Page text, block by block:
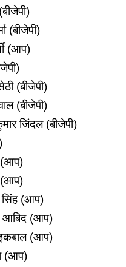
(बीजेपी)
(आप)
(बीजेपी)
(बीजेपी)
जिंदल (बीजेपी)
(आप)
(आप)
सिंह (आप)
आबिद (आप)
इकबाल (आप)
(आप)